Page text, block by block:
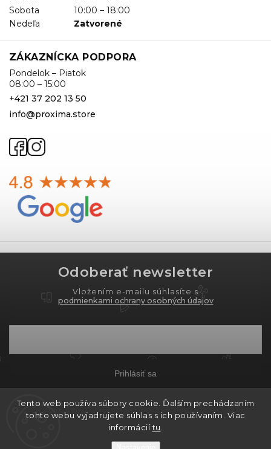
Tento web používa súbory cookie. Ďalším prechádzaním
tohto webu vyjadrujete súhlas s ich používaním. Viac
informáciítu
Sobota
10:00 – 18:00
Nedeľa
Zatvorené
ZÁKAZNÍCKA PODPORA
Pondelok – Piatok
08:00 – 15:00
+421 37 202 13 50
info@proxima.store
Odoberať newsletter
Vložením e-mailu súhlasíte s
podmienkami ochrany osobných údajov
Prihlásiť sa
Copyright 2026PROXIMA.store